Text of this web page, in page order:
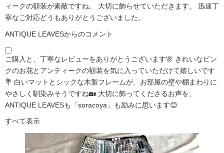
ィークの額装が素敵ですね。 大切に飾らせていただきます。 迅速丁
寧なご対応どうもありがとうございました。
ANTIQUE LEAVESからのコメント
ご購入と、丁寧なレビューをありがとうございます🌸 きれいなピン
クのお花とアンティークの額装を気に入っていただけて嬉しいです
💐 白いマットとシックな木製フレームが、お部屋の壁や棚まわりに
やさしく馴染みそうですね🏡 大切に飾ってくださるお声を、
ANTIQUE LEAVESも「soracoya」も励みに思います😊
すべて表示